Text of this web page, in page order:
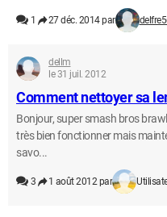
1 27 déc. 2014 par
dellm
le 31 juil. 2012
Comment nettoyer sa
Bonjour, super smash bros
très bien fonctionner mais
savo...
3 1 août 2012 par